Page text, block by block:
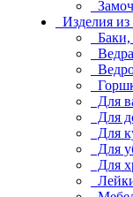
Изделия из
Для
Для
Для
Для
Для